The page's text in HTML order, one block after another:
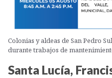
Colonias y aldeas de San Pedro
durante trabajos de
Santa Lucía,